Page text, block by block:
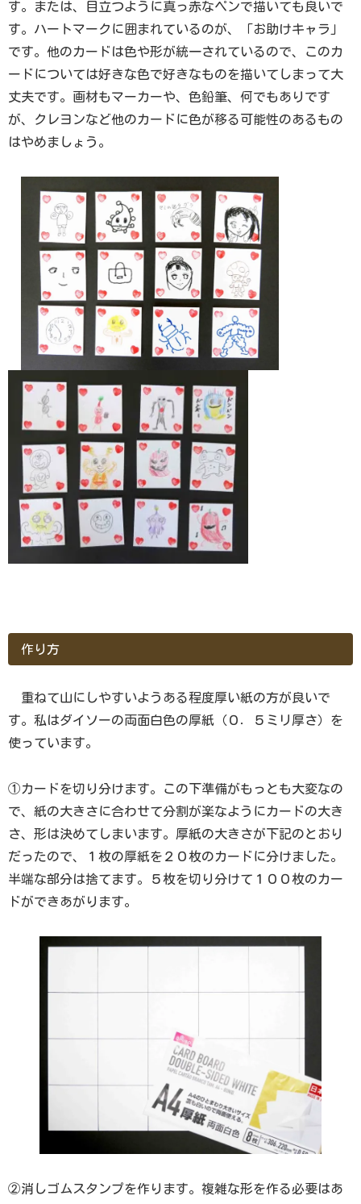
す。または、目立つように真っ赤なペンで描いても良いで
す。ハートマークに囲まれているのが、「お助けキャラ」
です。他のカードは色や形が統一されているので、このカ
ードについては好きな色で好きなものを描いてしまって大
丈夫です。画材もマーカーや、色鉛筆、何でもありです
が、クレヨンなど他のカードに色が移る可能性のあるもの
はやめましょう。
作り方
重ねて山にしやすいようある程度厚い紙の方が良いで
す。私はダイソーの両面白色の厚紙（０．５ミリ厚さ）を
使っています。
①カードを切り分けます。この下準備がもっとも大変なの
で、紙の大きさに合わせて分割が楽なようにカードの大き
さ、形は決めてしまいます。厚紙の大きさが下記のとおり
だったので、１枚の厚紙を２０枚のカードに分けました。
半端な部分は捨てます。５枚を切り分けて１００枚のカー
ドができあがります。
②消しゴムスタンプを作ります。複雑な形を作る必要はあ